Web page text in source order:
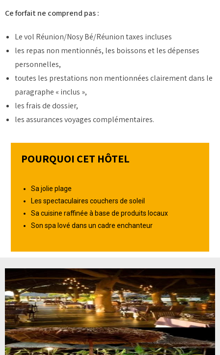
Ce forfait ne comprend pas :
Le vol Réunion/Nosy Bé/Réunion taxes incluses
les repas non mentionnés, les boissons et les dépenses
personnelles,
toutes les prestations non mentionnées clairement dans le
paragraphe « inclus »,
les frais de dossier,
les assurances voyages complémentaires.
POURQUOI CET HÔTEL
Sa jolie plage
Les spectaculaires couchers de soleil
Sa cuisine raffinée à base de produits locaux
Son spa lové dans un cadre enchanteur